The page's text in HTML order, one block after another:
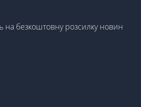
на безкоштовну розсилку новин